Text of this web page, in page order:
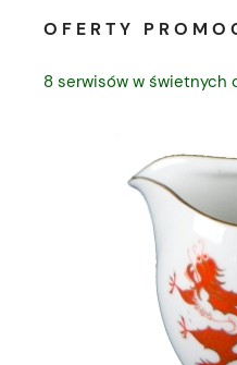
OFERTY
8 serwisów w świetnych